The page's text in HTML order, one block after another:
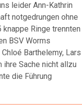
leider Ann-Kathrin
notgedrungen ohne
Ringe trennten
BSV Worms
Barthelemy, Lars
ihre Sache nicht allzu
die Führung